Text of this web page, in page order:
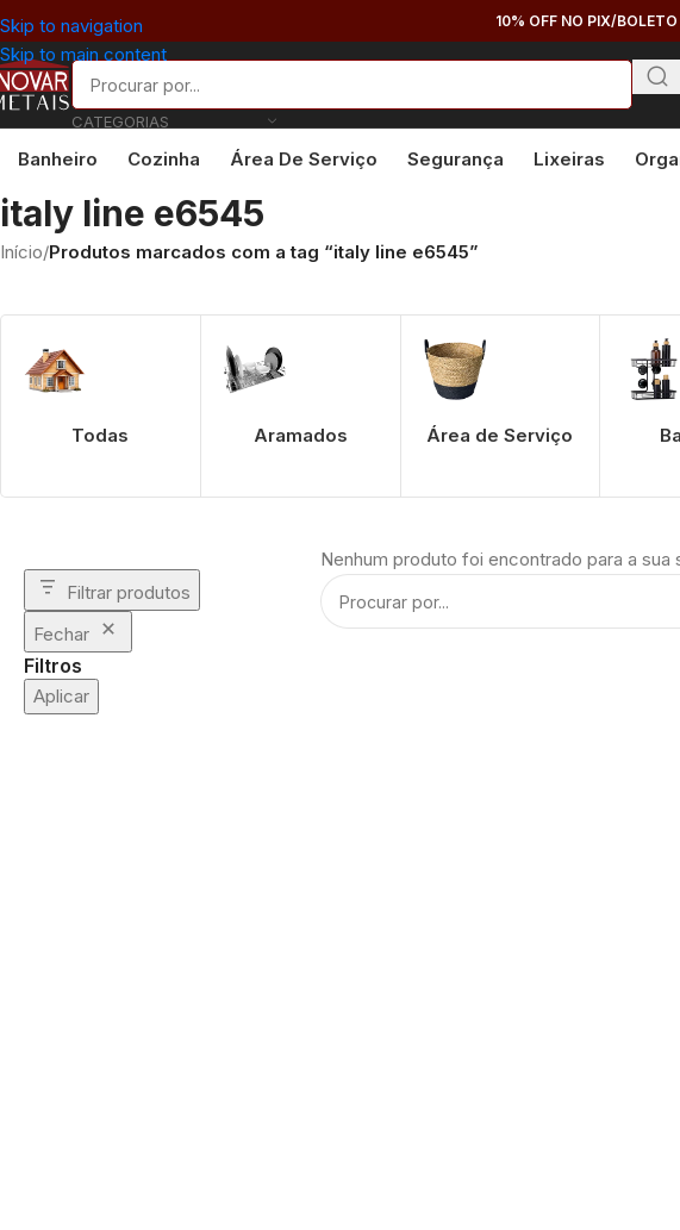
Skip to navigation
Skip to main content
10% OFF NO PIX/
CATEGORIAS
Banheiro Cozinha Área De Serviço Segurança Lixeiras
italy line e6545
Início/Produtos marcados com a tag “italy line e6545”
Todas Aramados Área de Serviço
Filtrar produtos
Fechar
Filtros
Aplicar
Nenhum produto foi encontrado para a sua